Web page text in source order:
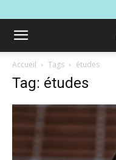
Accueil Tags études
Tag: études